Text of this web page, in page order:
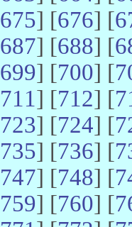
675] [676] [
687] [688] [
699] [700] [
711] [712] [
723] [724] [
735] [736] [
747] [748] [
759] [760] [